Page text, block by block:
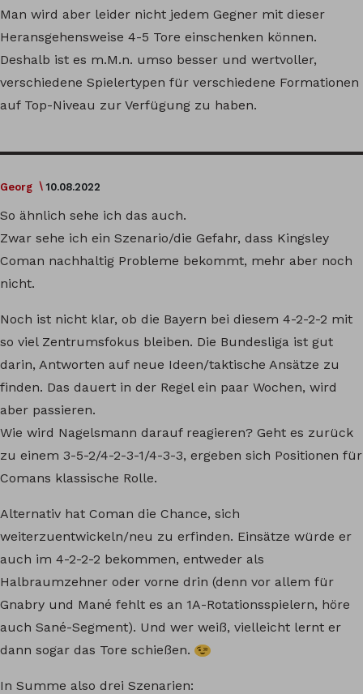
Man wird aber leider nicht jedem Gegner mit dieser
Heransgehensweise 4-5 Tore einschenken können.
Deshalb ist es m.M.n. umso besser und wertvoller,
verschiedene Spielertypen für verschiedene Formationen
auf Top-Niveau zur Verfügung zu haben.
Georg 10.08.2022
So ähnlich sehe ich das auch.
Zwar sehe ich ein Szenario/die Gefahr, dass Kingsley
Coman nachhaltig Probleme bekommt, mehr aber noch
nicht.
Noch ist nicht klar, ob die Bayern bei diesem 4-2-2-2 mit
so viel Zentrumsfokus bleiben. Die Bundesliga ist gut
darin, Antworten auf neue Ideen/taktische Ansätze zu
finden. Das dauert in der Regel ein paar Wochen, wird
aber passieren.
Wie wird Nagelsmann darauf reagieren? Geht es zurück
zu einem 3-5-2/4-2-3-1/4-3-3, ergeben sich Positionen für
Comans klassische Rolle.
Alternativ hat Coman die Chance, sich
weiterzuentwickeln/neu zu erfinden. Einsätze würde er
auch im 4-2-2-2 bekommen, entweder als
Halbraumzehner oder vorne drin (denn vor allem für
Gnabry und Mané fehlt es an 1A-Rotationsspielern, höre
auch Sané-Segment). Und wer weiß, vielleicht lernt er
dann sogar das Tore schießen.
In Summe also drei Szenarien: